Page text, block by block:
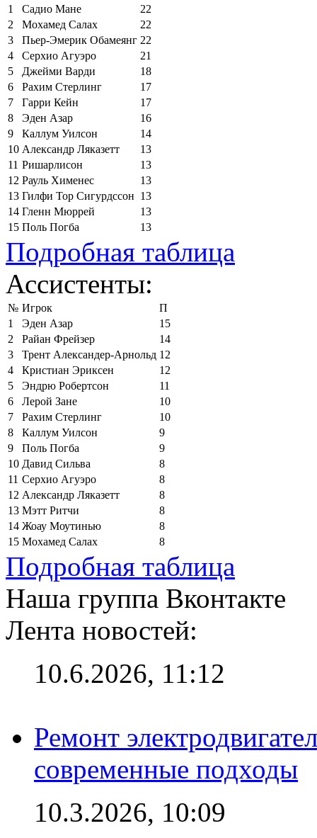
1
Садио Мане
22
2
Мохамед Салах
22
3
Пьер-Эмерик Обамеянг 22
4
Серхио Агуэро
21
5
Джейми Варди
18
6
Рахим Стерлинг
17
7
Гарри Кейн
17
8
Эден Азар
16
9
Каллум Уилсон
14
10 Александр Ляказетт
13
11 Ришарлисон
13
12 Рауль Хименес
13
13 Гилфи Тор Сигурдссон 13
14 Гленн Мюррей
13
15 Поль Погба 13
Подробная таблица
Ассистенты:
№ Игрок
П
1
Эден Азар
15
2
Райан Фрейзер
14
3
Трент Александер-Арнольд 12
4
Кристиан Эриксен
12
5
Эндрю Робертсон
11
6
Лерой Зане
10
7
Рахим Стерлинг
10
8
Каллум Уилсон
9
9
Поль Погба
9
10 Давид Сильва
8
11 Серхио Агуэро
8
12 Александр Ляказетт
8
13 Мэтт Ритчи
8
14 Жоау Моутинью
8
15 Мохамед Салах 8
Подробная таблица
Наша группа Вконтакте
Лента новостей:
10.6.2026, 11:12
Ремонт
современные подходы
10.3.2026, 10:09